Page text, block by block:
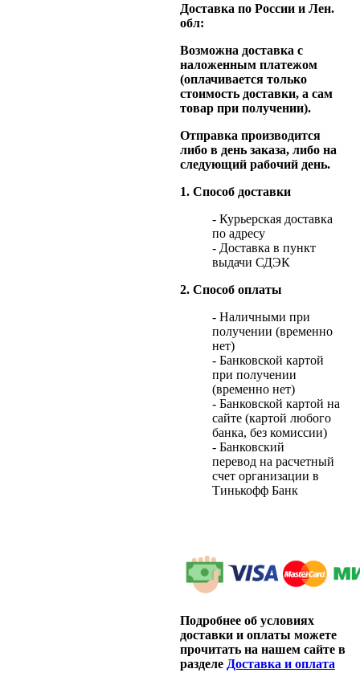
Доставка по России и Лен.
обл:
Возможна доставка с
наложенным платежом
(оплачивается только
стоимость доставки, а сам
товар при получении).
Отправка производится
либо в день заказа, либо на
следующий рабочий день.
1. Способ доставки
- Курьерская доставка
по адресу
- Доставка в пункт
выдачи СДЭК
2. Способ оплаты
- Наличными при
получении (временно
нет)
- Банковской картой
при получении
(временно нет)
- Банковской картой на
сайте (картой любого
банка, без комиссии)
- Банковский
перевод на расчетный
счет организации в
Тинькофф Банк
Подробнее об условиях
доставки и оплаты можете
прочитать на нашем сайте в
разделе Доставка и оплата